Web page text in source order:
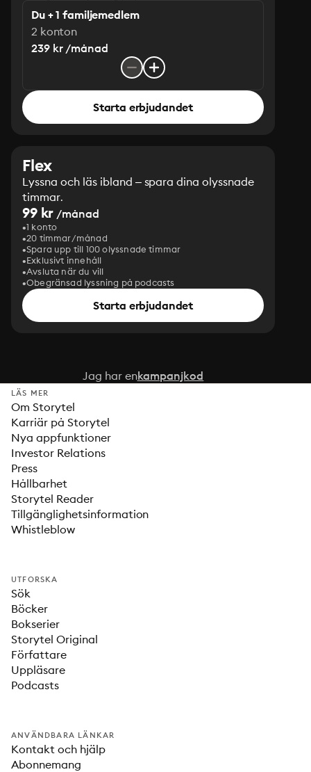
Du + 1 familjemedlem
2 konton
239 kr /månad
Starta erbjudandet
Flex
Lyssna och läs ibland – spara dina olyssnade
timmar.
99 kr /månad
1 konto
20 timmar/månad
Spara upp till 100 olyssnade timmar
Exklusivt innehåll
Avsluta när du vill
Obegränsad lyssning på podcasts
Starta erbjudandet
Jag har enkampanjkod
LÄS MER
Om Storytel
Karriär på Storytel
Nya appfunktioner
Investor Relations
Press
Hållbarhet
Storytel Reader
Tillgänglighetsinformation
Whistleblow
UTFORSKA
Sök
Böcker
Bokserier
Storytel Original
Författare
Uppläsare
Podcasts
ANVÄNDBARA LÄNKAR
Kontakt och hjälp
Abonnemang